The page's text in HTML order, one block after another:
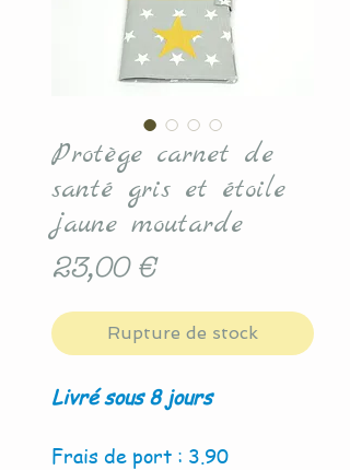
Protège carnet de
santé gris et étoile
jaune moutarde
23,00 €Prix
Rupture de stock
Livré sous 8 jours
Frais de port : 3.90